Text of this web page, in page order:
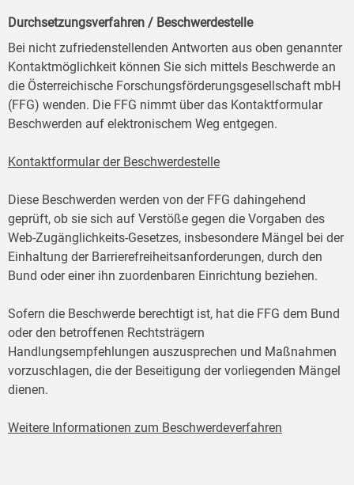
Durchsetzungsverfahren / Beschwerdestelle
Bei nicht zufriedenstellenden Antworten aus oben genannter
Kontaktmöglichkeit können Sie sich mittels Beschwerde an
die Österreichische Forschungsförderungsgesellschaft mbH
(FFG) wenden. Die FFG nimmt über das Kontaktformular
Beschwerden auf elektronischem Weg entgegen.
Kontaktformular der Beschwerdestelle
Diese Beschwerden werden von der FFG dahingehend
geprüft, ob sie sich auf Verstöße gegen die Vorgaben des
Web-Zugänglichkeits-Gesetzes, insbesondere Mängel bei der
Einhaltung der Barrierefreiheitsanforderungen, durch den
Bund oder einer ihn zuordenbaren Einrichtung beziehen.
Sofern die Beschwerde berechtigt ist, hat die FFG dem Bund
oder den betroffenen Rechtsträgern
Handlungsempfehlungen auszusprechen und Maßnahmen
vorzuschlagen, die der Beseitigung der vorliegenden Mängel
dienen.
Weitere Informationen zum Beschwerdeverfahren